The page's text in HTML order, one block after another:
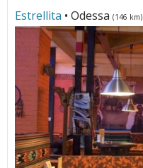
Estrellita • Odessa (146 km)